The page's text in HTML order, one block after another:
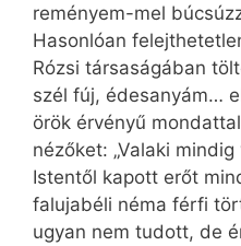
reményem-mel
Hasonlóan
Rózsi társaságában
szél fúj, édesanyám…
örök érvényű
nézőket: „Valaki
Istentől kapott erőt
falujabéli néma férfi
ugyan nem tudott, de